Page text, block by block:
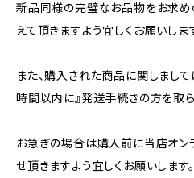
新品同様の完璧なお品物をお求
えて頂きますよう宜しくお願いしま
また、購入された商品に関しまし
時間以内に』発送手続きの方を取ら
お急ぎの場合は購入前に当店オン
せ頂きますよう宜しくお願いします。